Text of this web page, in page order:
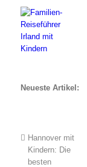
Neueste Artikel:
Hannover mit
Kindern: Die
besten